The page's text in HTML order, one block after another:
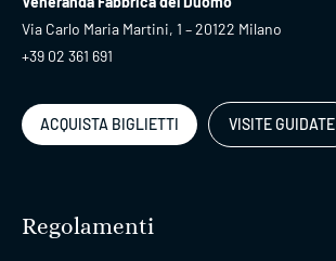
Via Carlo Maria Martini, 1 – 20122 Milano
+39 02 361 691
ACQUISTA BIGLIETTI VISITE GUIDATE
Regolamenti